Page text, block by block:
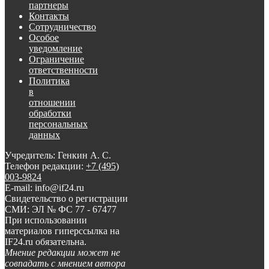
партнеры
Контакты
Сотрудничество
Особое
уведомление
Ограничение
ответственности
Политика
в
отношении
обработки
персональных
данных
Учредитель: Генкин А. С.
Телефон редакции: +7 (495)
003-9824
E-mail: info@if24.ru
Свидетельство о регистрации
СМИ: ЭЛ № ФС 77 - 67477
При использовании
материалов гиперссылка на
IF24.ru обязательна.
Мнение редакции может не
совпадать с мнением автора